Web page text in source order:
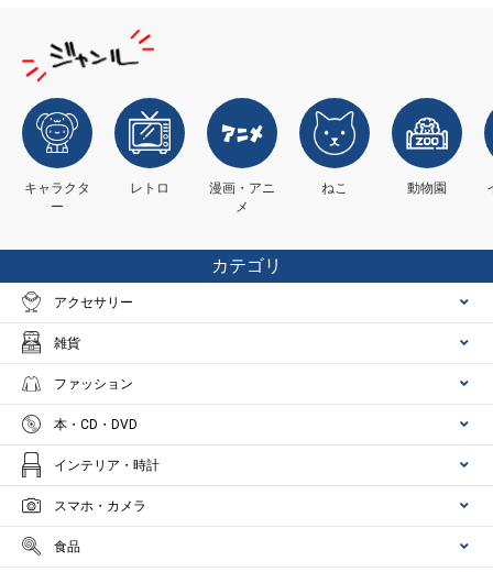
キャラクタ
ー
レトロ
漫画・アニ
メ
ねこ 動物園
カテゴリ
アクセサリー
雑貨
ファッション
本・CD・DVD
インテリア・時計
スマホ・カメラ
食品